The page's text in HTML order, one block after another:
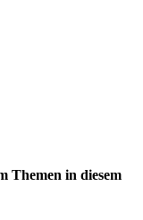
Themen in diesem